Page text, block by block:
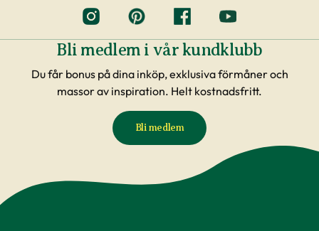
Bli medlem i vår kundklubb
Du får bonus på dina inköp, exklusiva förmåner och
massor av inspiration. Helt kostnadsfritt.
Bli medlem